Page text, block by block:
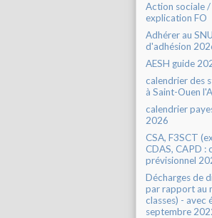
Action sociale /
explication FO
Adhérer au
d'adhésion
AESH guide
calendrier des
à Saint-Ouen
calendrier
2026
CSA, F3SCT
CDAS, CAPD :
prévisionnel
Décharges de
par rapport au
classes) - avec
septembre